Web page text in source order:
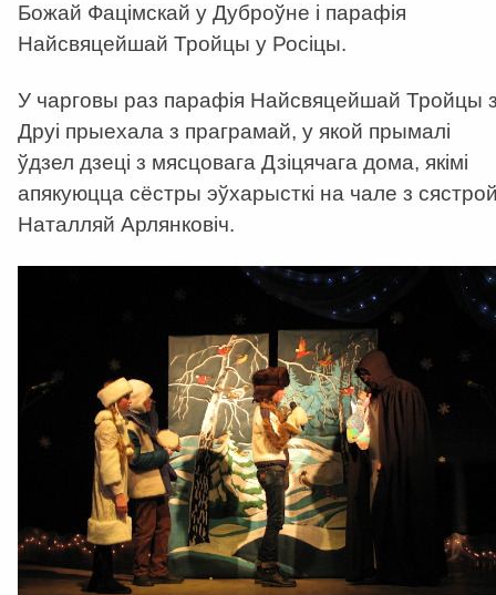
Божай Фацімскай у Дуброўне і парафія
Найсвяцейшай Тройцы у Росіцы.
У чарговы раз парафія Найсвяцейшай Тройцы
Друі прыехала з праграмай, у якой прымалі
ўдзел дзеці з мясцовага Дзіцячага дома, якімі
апякуюцца сёстры эўхарысткі на чале з
Наталляй Арлянковіч.